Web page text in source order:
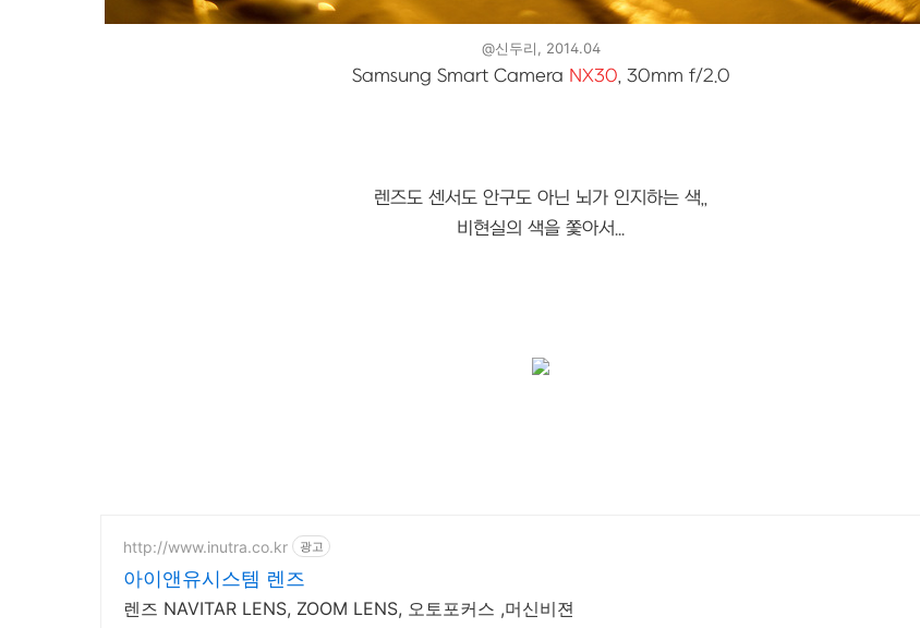
@신두리, 2014.04
Samsung Smart Camera NX30, 30mm f/2.0
렌즈도 센서도 안구도 아닌 뇌가 인지하는 색,,
비현실의 색을 쫓아서...
http://www.inutra.co.kr 광고
아이앤유시스템 렌즈
렌즈 NAVITAR LENS, ZOOM LENS, 오토포커스 ,머신비젼